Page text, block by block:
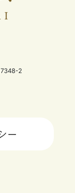
7348-2